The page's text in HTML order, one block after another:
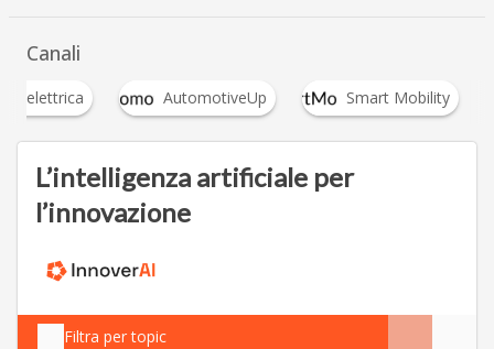
Canali
elettrica AutomotiveUp Smart Mobility
L’intelligenza artificiale per
l’innovazione
Filtra per topic